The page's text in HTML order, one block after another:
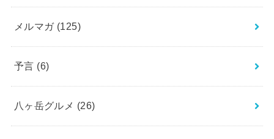
メルマガ (125)
予言 (6)
八ヶ岳グルメ (26)